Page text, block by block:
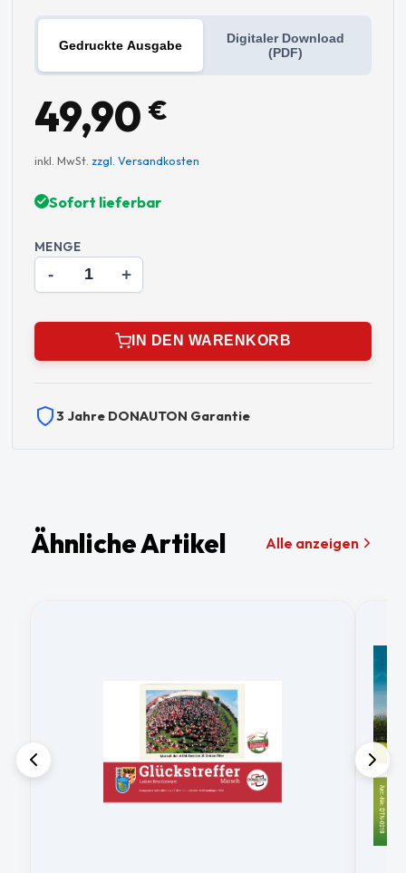
Gedruckte Ausgabe
Digitaler Download
(PDF)
49,90 €
inkl. MwSt. zzgl. Versandkosten
Sofort lieferbar
MENGE
- +
IN DEN WARENKORB
3 Jahre DONAUTON Garantie
Ähnliche Artikel Alle anzeigen